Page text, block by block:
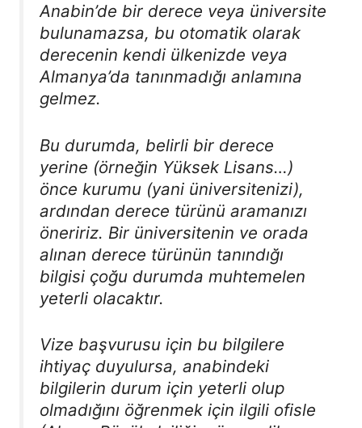
Anabin’de bir derece veya üniversite
bulunamazsa, bu otomatik olarak
derecenin kendi ülkenizde veya
Almanya’da tanınmadığı anlamına
gelmez.
Bu durumda, belirli bir derece
yerine (örneğin Yüksek Lisans…)
önce kurumu (yani üniversitenizi),
ardından derece türünü aramanızı
öneririz. Bir üniversitenin ve orada
alınan derece türünün tanındığı
bilgisi çoğu durumda muhtemelen
yeterli olacaktır.
Vize başvurusu için bu bilgilere
ihtiyaç duyulursa, anabindeki
bilgilerin durum için yeterli olup
olmadığını öğrenmek için ilgili ofisle